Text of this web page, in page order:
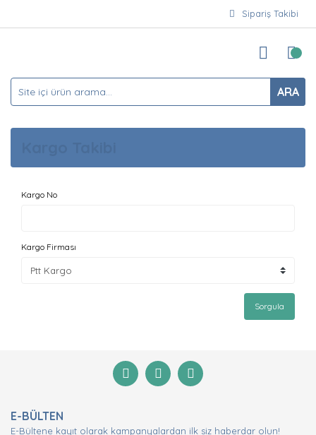
Sipariş Takibi
ARA
Kargo No
Kargo Firması
Sorgula
E-BÜLTEN
E-Bültene kayıt olarak kampanyalardan ilk siz haberdar olun!